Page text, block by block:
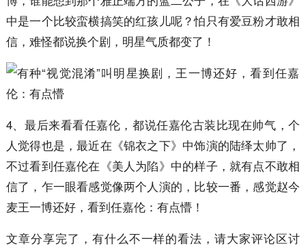
中是一个比较蛮横搞笑的红孩儿呢？怕只有爱豆粉才敢相
信，难怪都说换个剧，明星气质都变了！
4、最后来看看任嘉伦，都说任嘉伦古装比现在帅气，个
人觉得也是，最近在《锦衣之下》中饰演的陆绎太帅了，
不过看到任嘉伦在《美人为陷》中的样子，就有点不敢相
信了，乍一眼看感觉像两个人演的，比较一番，感觉赵今
麦王一博还好，看到任嘉伦：有点懵！
文章分享完了，有什么不一样的看法，请大家评论区讨